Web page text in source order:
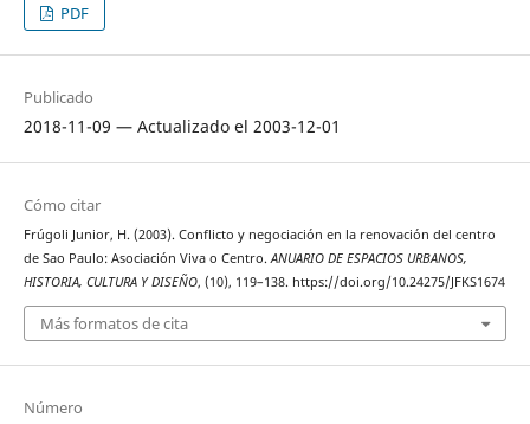
PDF
Publicado
2018-11-09 — Actualizado el 2003-12-01
Cómo citar
Frúgoli Junior, H. (2003). Conflicto y negociación en la renovación del centro
de Sao Paulo: Asociación Viva o Centro.ANUARIO DE ESPACIOS URBANOS,
HISTORIA, CULTURA Y DISEÑO, (10), 119–138. https://doi.org/10.24275/JFKS1674
Más formatos de cita
Número